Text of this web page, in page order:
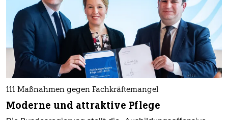
111 Maßnahmen gegen Fachkräftemangel
Moderne und attraktive Pflege